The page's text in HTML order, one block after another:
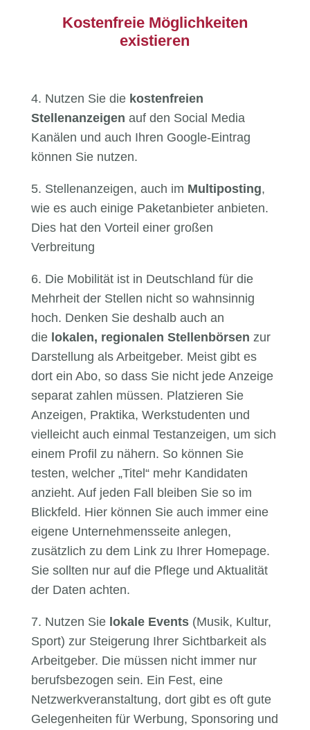
Kostenfreie Möglichkeiten
existieren
4. Nutzen Sie die kostenfreien
Stellenanzeigen auf den Social Media
Kanälen und auch Ihren Google-Eintrag
können Sie nutzen.
5. Stellenanzeigen, auch im Multiposting,
wie es auch einige Paketanbieter anbieten.
Dies hat den Vorteil einer großen
Verbreitung
6. Die Mobilität ist in Deutschland für die
Mehrheit der Stellen nicht so wahnsinnig
hoch. Denken Sie deshalb auch an
dielokalen, regionalen Stellenbörsen zur
Darstellung als Arbeitgeber. Meist gibt es
dort ein Abo, so dass Sie nicht jede Anzeige
separat zahlen müssen. Platzieren Sie
Anzeigen, Praktika, Werkstudenten und
vielleicht auch einmal Testanzeigen, um sich
einem Profil zu nähern. So können Sie
testen, welcher „Titel“ mehr Kandidaten
anzieht. Auf jeden Fall bleiben Sie so im
Blickfeld. Hier können Sie auch immer eine
eigene Unternehmensseite anlegen,
zusätzlich zu dem Link zu Ihrer Homepage.
Sie sollten nur auf die Pflege und Aktualität
der Daten achten.
7. Nutzen Sie lokale Events(Musik, Kultur,
Sport) zur Steigerung Ihrer Sichtbarkeit als
Arbeitgeber. Die müssen nicht immer nur
berufsbezogen sein. Ein Fest, eine
Netzwerkveranstaltung, dort gibt es oft gute
Gelegenheiten für Werbung, Sponsoring und